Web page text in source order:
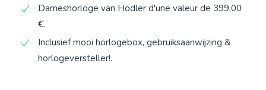
Dameshorloge van Hodler d'une valeur de 399,00
€.
Inclusief mooi horlogebox, gebruiksaanwijzing &
horlogeversteller!.